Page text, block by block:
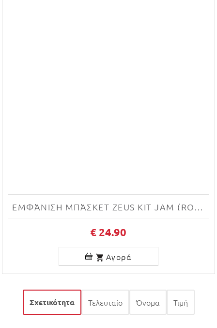
ΕΜΦΆΝΙΣΗ ΜΠΆΣΚΕΤ ZEUS KIT JAM (ROYAL/BIANCO)
€ 24.90
Αγορά
Σχετικότητα Τελευταίο Όνομα Τιμή